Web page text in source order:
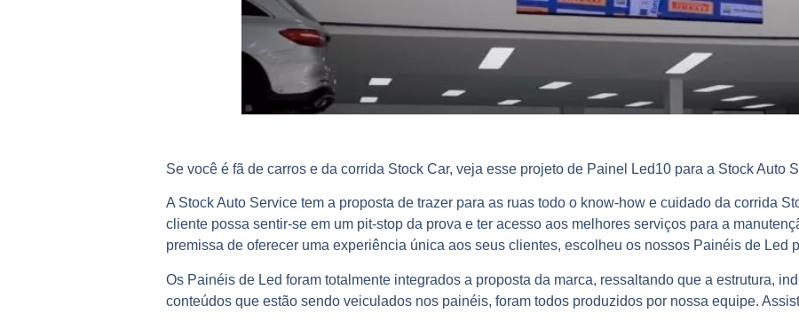
Se você é fã de carros e da corrida Stock Car, veja esse projeto de Painel Led10 para a Stock Auto
A Stock Auto Service tem a proposta de trazer para as ruas todo o know-how e cuidado da corrida
cliente possa sentir-se em um pit-stop da prova e ter acesso aos melhores serviços para a
premissa de oferecer uma experiência única aos seus clientes, escolheu os nossos Painéis de Led
Os Painéis de Led foram totalmente integrados a proposta da marca, ressaltando que a estrutura,
conteúdos que estão sendo veiculados nos painéis, foram todos produzidos por nossa equipe.